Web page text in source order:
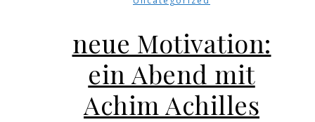
neue Motivation:
ein Abend mit
Achim Achilles